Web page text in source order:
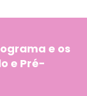
e os
e Pré-